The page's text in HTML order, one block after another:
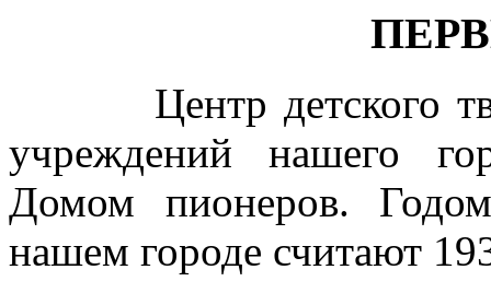
Центр детского
учреждений нашего
Домом пионеров.
нашем городе считают